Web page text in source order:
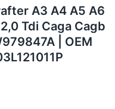
A3 A4 A5 A6
Tdi Caga Cagb
| OEM